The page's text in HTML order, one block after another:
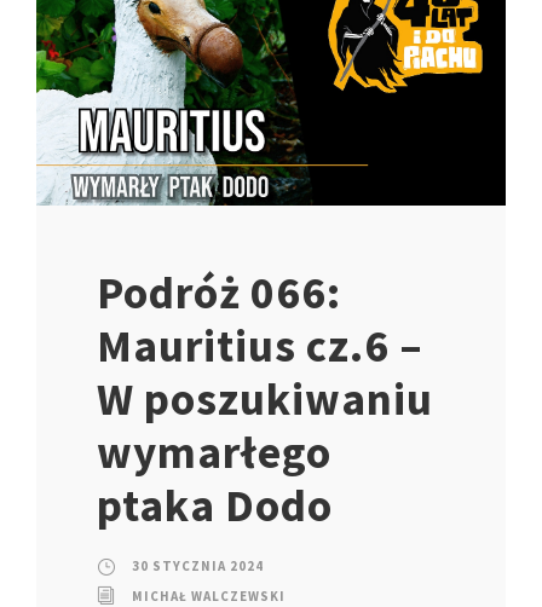
Podróż 066:
Mauritius cz.6 –
W poszukiwaniu
wymarłego
ptaka Dodo
30 STYCZNIA 2024
MICHAŁ WALCZEWSKI